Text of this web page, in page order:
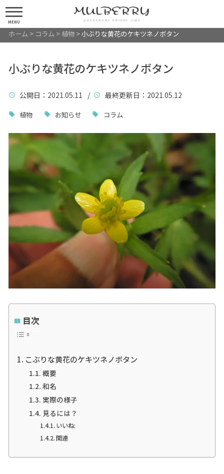
MENU
ホーム > コラム > 植物>小ぶりな黄花のケキツネノボタン
小ぶりな黄花のケキツネノボタン
公開日 ：2021.05.11 / 最終更新日 ：2021.05.12
植物 お知らせ コラム
目次
こぶりな黄花のケキツネノボタン
概要
和名
実際の様子
見るには？
いいね:
関連